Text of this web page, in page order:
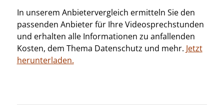
In unserem Anbietervergleich ermitteln Sie den
passenden Anbieter für Ihre Videosprechstunden
und erhalten alle Informationen zu anfallenden
Kosten, dem Thema Datenschutz und mehr. Jetzt
herunterladen.